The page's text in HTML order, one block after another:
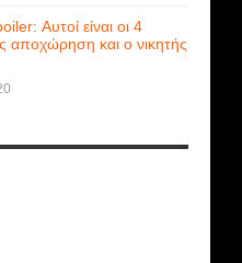
Αυτοί είναι οι 4
αποχώρηση και ο νικητής